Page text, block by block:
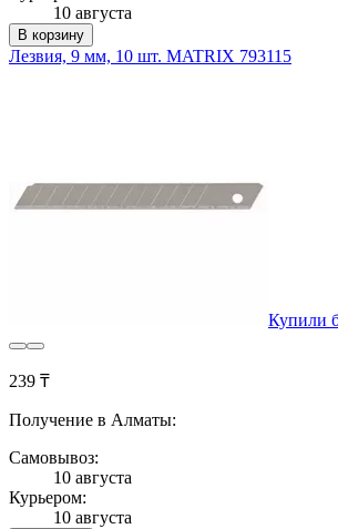
10 августа
В корзину
Лезвия, 9 мм, 10 шт. MATRIX 793115
Купили
239 ₸
Получение в Алматы:
Самовывоз:
10 августа
Курьером:
10 августа